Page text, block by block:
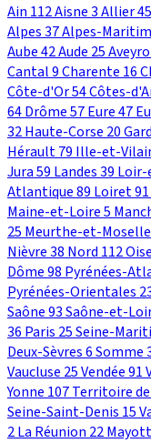
Ain 112Aisne3Allier45
Alpes37Alpes-
Aube42Aude 25
Cantal9Charente 16
Côte-d'Or54Côtes-
64Drôme57Eure47
32Haute-Corse 20Gard
Hérault79 Ille-et-
Jura59 Landes39
Atlantique89 Loiret91
Maine-et-Loire5
25 Meurthe-et-Moselle
Nièvre38 Nord 112Oise
Dôme98 Pyrénées-
Pyrénées-Orientales
Saône93Saône-et-
36 Paris 25Seine-
Deux-Sèvres6Somme
Vaucluse 25Vendée91
Yonne 107Territoire
Seine-Saint-Denis 15
2La Réunion 22